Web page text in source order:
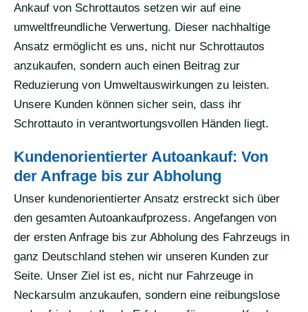
Ankauf von Schrottautos setzen wir auf eine
umweltfreundliche Verwertung. Dieser nachhaltige
Ansatz ermöglicht es uns, nicht nur Schrottautos
anzukaufen, sondern auch einen Beitrag zur
Reduzierung von Umweltauswirkungen zu leisten.
Unsere Kunden können sicher sein, dass ihr
Schrottauto in verantwortungsvollen Händen liegt.
Kundenorientierter Autoankauf: Von
der Anfrage bis zur Abholung
Unser kundenorientierter Ansatz erstreckt sich über
den gesamten Autoankaufprozess. Angefangen von
der ersten Anfrage bis zur Abholung des Fahrzeugs in
ganz Deutschland stehen wir unseren Kunden zur
Seite. Unser Ziel ist es, nicht nur Fahrzeuge in
Neckarsulm anzukaufen, sondern eine reibungslose